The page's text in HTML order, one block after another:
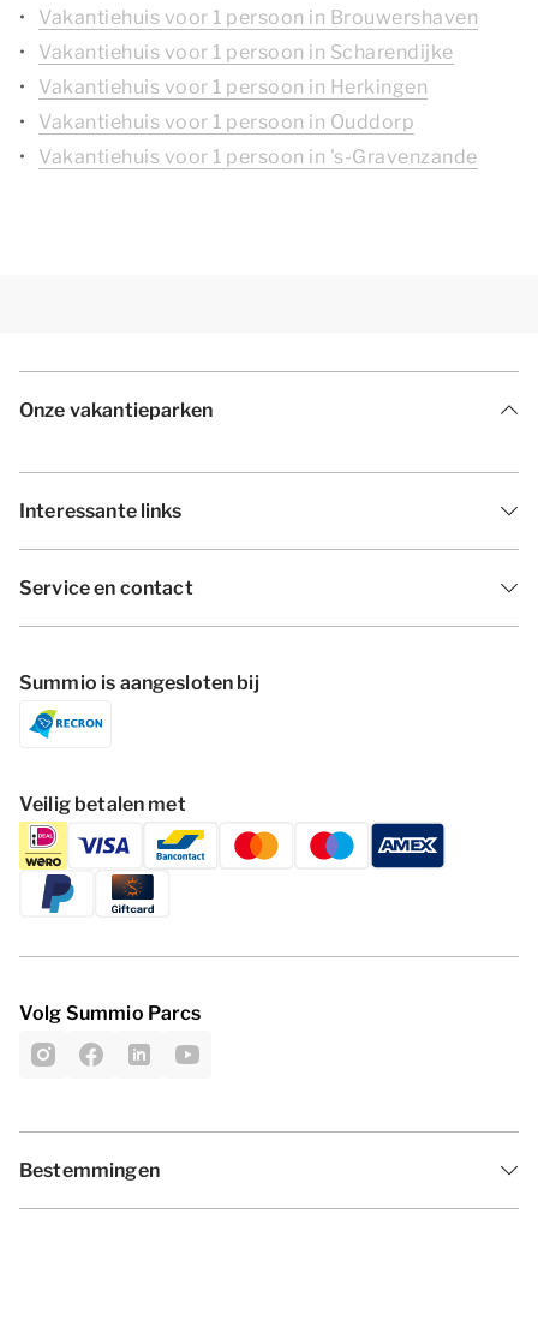
Vakantiehuis voor 1 persoon in Brouwershaven
Vakantiehuis voor 1 persoon in Scharendijke
Vakantiehuis voor 1 persoon in Herkingen
Vakantiehuis voor 1 persoon in Ouddorp
Vakantiehuis voor 1 persoon in 's-Gravenzande
Onze vakantieparken
Interessante links
Service en contact
Summio is aangesloten bij
Veilig betalen met
Volg Summio Parcs
Bestemmingen